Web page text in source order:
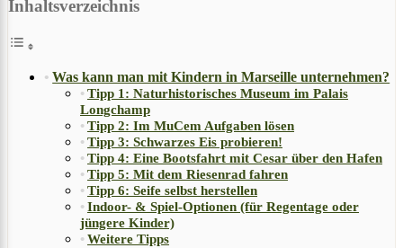
Inhaltsverzeichnis
Was kann man mit Kindern in Marseille unternehmen?
Tipp 1: Naturhistorisches Museum im Palais
Longchamp
Tipp 2: Im MuCem Aufgaben lösen
Tipp 3: Schwarzes Eis probieren!
Tipp 4: Eine Bootsfahrt mit Cesar über den Hafen
Tipp 5: Mit dem Riesenrad fahren
Tipp 6: Seife selbst herstellen
Indoor- & Spiel-Optionen (für Regentage oder
jüngere Kinder)
Weitere Tipps